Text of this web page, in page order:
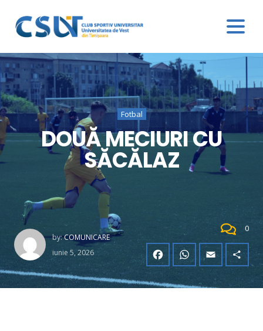
Fotbal
DOUĂ MECIURI CU
SĂCĂLAZ
by:COMUNICARE
iunie 5, 2026
0